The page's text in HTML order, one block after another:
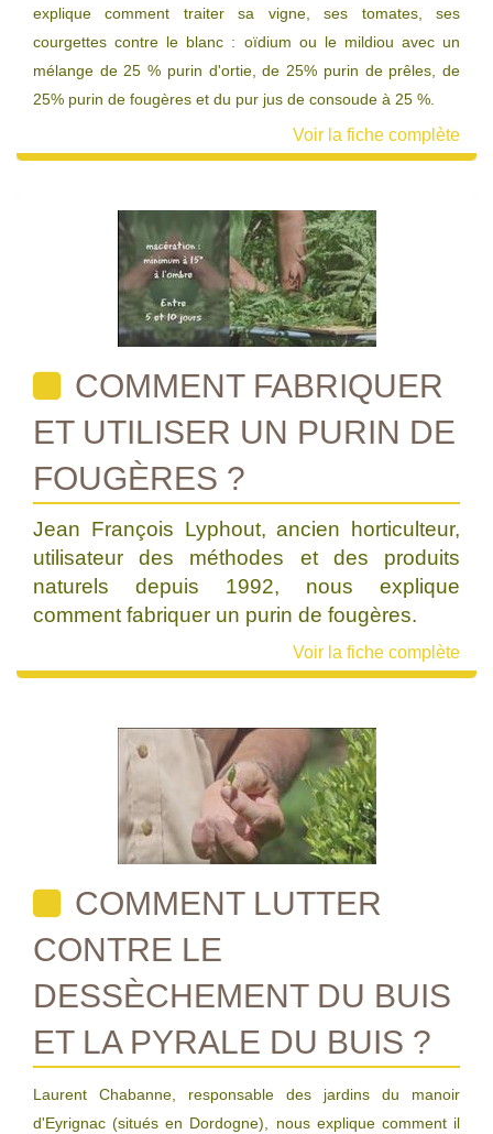
explique comment traiter sa vigne, ses tomates, ses
courgettes contre le blanc : oïdium ou le mildiou avec un
mélange de 25 % purin d'ortie, de 25% purin de prêles, de
25% purin de fougères et du pur jus de consoude à 25 %.
Voir la fiche complète
COMMENT FABRIQUER
ET UTILISER UN PURIN DE
FOUGÈRES ?
Jean François Lyphout, ancien horticulteur,
utilisateur des méthodes et des produits
naturels depuis 1992, nous explique
comment fabriquer un purin de fougères.
Voir la fiche complète
COMMENT LUTTER
CONTRE LE
DESSÈCHEMENT DU BUIS
ET LA PYRALE DU BUIS ?
Laurent Chabanne, responsable des jardins du manoir
d'Eyrignac (situés en Dordogne), nous explique comment il